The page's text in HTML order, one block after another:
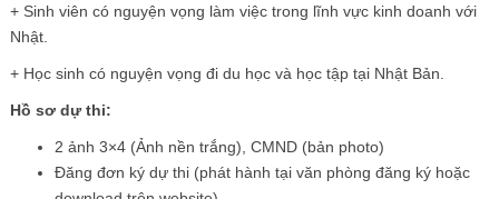
+ Sinh viên có nguyện vọng làm việc trong lĩnh vực kinh doanh với
Nhật.
+ Học sinh có nguyện vọng đi du học và học tập tại Nhật Bản.
Hồ sơ dự thi:
2 ảnh 3×4 (Ảnh nền trắng), CMND (bản photo)
Đăng đơn ký dự thi (phát hành tại văn phòng đăng ký hoặc